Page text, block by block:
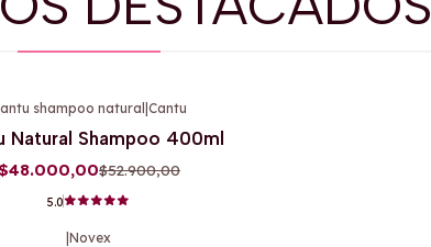
shampoo natural Cantu
Natural Shampoo 400ml
$52.900,00
5.0
|Novex